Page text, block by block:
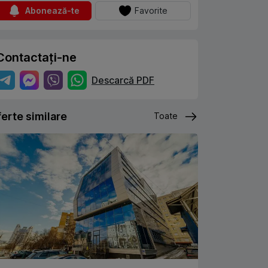
Abonează-te Favorite
ne
Descarcă PDF
similare Toate